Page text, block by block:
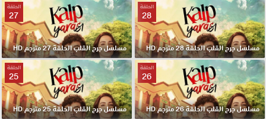
الحلقة
28
مسلسل جرح القلب الحلقة 28 مترجم HD
الحلقة
27
مسلسل جرح القلب الحلقة 27 مترجم HD
الحلقة
26
مسلسل جرح القلب الحلقة 26 مترجم HD
الحلقة
25
مسلسل جرح القلب الحلقة 25 مترجم HD